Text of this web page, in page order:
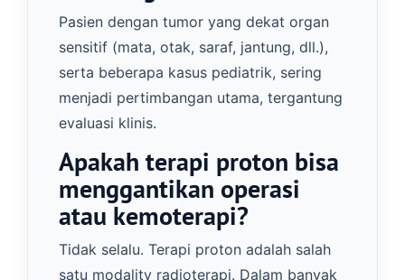
Pasien dengan tumor yang dekat organ
sensitif (mata, otak, saraf, jantung, dll.),
serta beberapa kasus pediatrik, sering
menjadi pertimbangan utama, tergantung
evaluasi klinis.
Apakah terapi proton bisa
menggantikan operasi
atau kemoterapi?
Tidak selalu. Terapi proton adalah salah
satu modality radioterapi. Dalam banyak